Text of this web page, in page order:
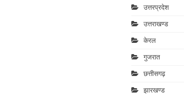
उत्तरप्रदेश
उत्तराखण्ड
केरल
गुजरात
छत्तीसगढ़
झारखण्ड